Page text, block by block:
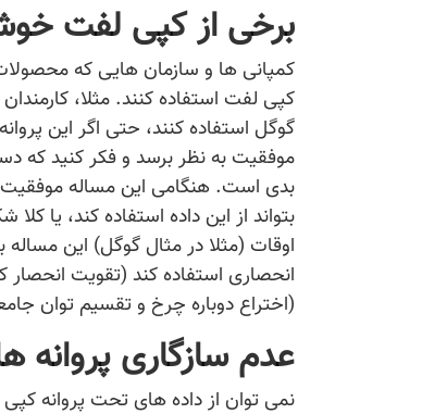
برخی از کپی لفت
کمپانی ها و سازمان هایی که محصولات
کپی لفت استفاده کنند. مثلا،
گوگل استفاده کنند، حتی اگر این
موفقیت به نظر برسد و فکر کنید که
بدی است. هنگامی این مساله موفقیت
بتواند از این داده استفاده کند، یا
اوقات (مثلا در مثال گوگل) این مساله
انحصاری استفاده کند (تقویت
(اختراع دوباره چرخ و تقسیم توان
عدم سازگاری پروانه